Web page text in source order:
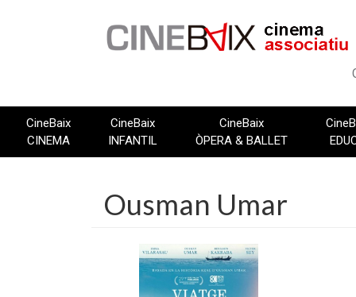
CineBaix
CINEMA
CineBaix
INFANTIL
CineBaix
ÒPERA & BALLET
Ousman Umar